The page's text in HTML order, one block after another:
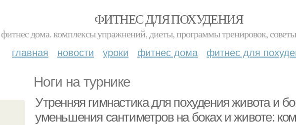
ФИТНЕС ДЛЯ ПОХУДЕНИЯ
фитнес дома. комплексы упражнений, диеты, программы тренировок,
главная новости уроки фитнес дома фитнес для
Ноги на турнике
Утренняя гимнастика для похудения живота и
уменьшения сантиметров на боках и животе: